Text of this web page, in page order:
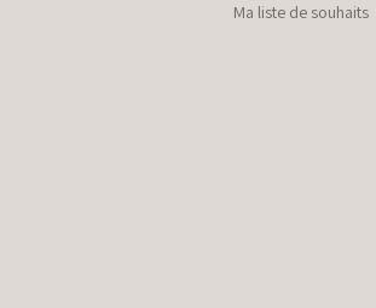
Ma liste de souhaits